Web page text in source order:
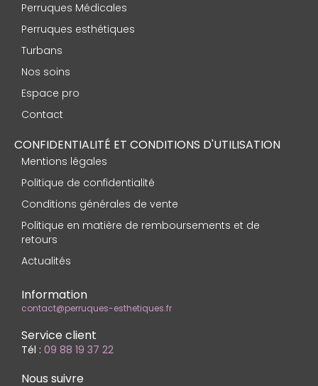
Perruques Médicales
Perruques esthétiques
Turbans
Nos soins
Espace pro
Contact
CONFIDENTIALITÉ ET CONDITIONS D'UTILISATION
Mentions légales
Politique de confidentialité
Conditions générales de vente
Politique en matière de remboursements et de
retours
Actualités
Information
contact@perruques-esthetiques.fr
Service client
Tél : 09 88 19 37 22
Nous suivre